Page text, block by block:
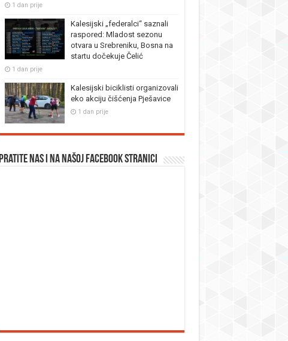
1 dan prije
Kalesijski „federalci“ saznali
raspored: Mladost sezonu
otvara u Srebreniku, Bosna na
startu dočekuje Čelić
1 dan prije
Kalesijski biciklisti organizovali
eko akciju čišćenja Pješavice
1 dan prije
Pratite nas i na našoj facebook stranici